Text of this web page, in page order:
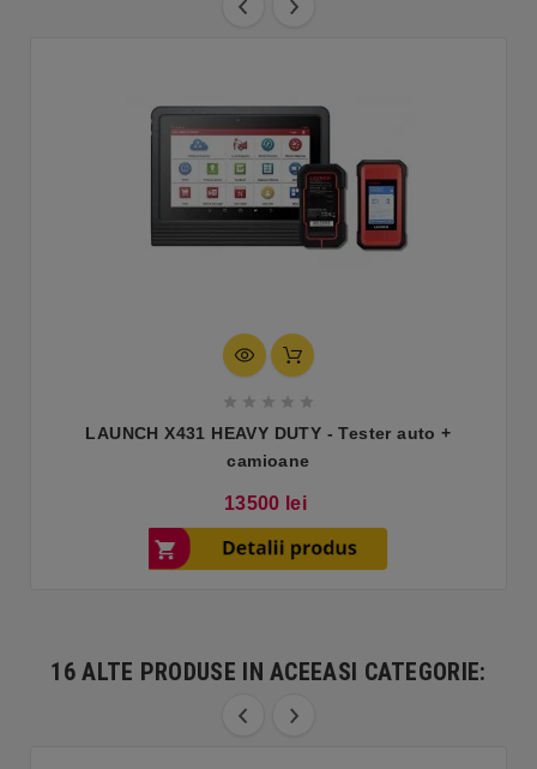
    
LAUNCH X431 HEAVY DUTY - Tester auto +
camioane
13500 lei
16 ALTE PRODUSE IN ACEEASI CATEGORIE: